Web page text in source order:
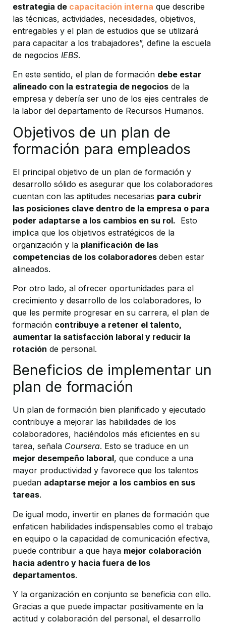
estrategia de capacitación interna que describe
las técnicas, actividades, necesidades, objetivos,
entregables y el plan de estudios que se utilizará
para capacitar a los trabajadores”, define la escuela
de negocios IEBS.
En este sentido, el plan de formación debe estar
alineado con la estrategia de negocios de la
empresa y debería ser uno de los ejes centrales de
la labor del departamento de Recursos Humanos.
Objetivos de un plan de
formación para empleados
El principal objetivo de un plan de formación y
desarrollo sólido es asegurar que los colaboradores
cuentan con las aptitudes necesarias para cubrir
las posiciones clave dentro de la empresa o para
poder adaptarse a los cambios en su rol. Esto
implica que los objetivos estratégicos de la
organización y la planificación de las
competencias de los colaboradores deben estar
alineados.
Por otro lado, al ofrecer oportunidades para el
crecimiento y desarrollo de los colaboradores, lo
que les permite progresar en su carrera, el plan de
formación contribuye a retener el talento,
aumentar la satisfacción laboral y reducir la
rotación de personal.
Beneficios de implementar un
plan de formación
Un plan de formación bien planificado y ejecutado
contribuye a mejorar las habilidades de los
colaboradores, haciéndolos más eficientes en su
tarea, señala Coursera. Esto se traduce en un
mejor desempeño laboral, que conduce a una
mayor productividad y favorece que los talentos
puedan adaptarse mejor a los cambios en sus
tareas.
De igual modo, invertir en planes de formación que
enfaticen habilidades indispensables como el trabajo
en equipo o la capacidad de comunicación efectiva,
puede contribuir a que haya mejor colaboración
hacia adentro y hacia fuera de los
departamentos.
Y la organización en conjunto se beneficia con ello.
Gracias a que puede impactar positivamente en la
actitud y colaboración del personal, el desarrollo